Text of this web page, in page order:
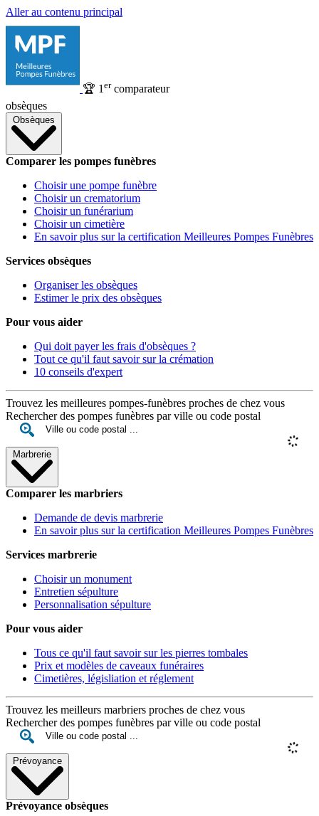
Aller au contenu principal
🏆 1 ercomparateur
obsèques
Obsèques
Comparer les pompes funèbres
Choisir une pompe funèbre
Choisir un crematorium
Choisir un funérarium
Choisir un cimetière
En savoir plus sur la certification Meilleures Pompes Funèbres
Services obsèques
Organiser les obsèques
Estimer le prix des obsèques
Pour vous aider
Qui doit payer les frais d'obsèques ?
Tout ce qu'il faut savoir sur la crémation
10 conseils d'expert
Trouvez les meilleures pompes-funèbres proches de chez vous
Rechercher des pompes funèbres par ville ou code postal
Marbrerie
Comparer les marbriers
Demande de devis marbrerie
En savoir plus sur la certification Meilleures Pompes Funèbres
Services marbrerie
Choisir un monument
Entretien sépulture
Personnalisation sépulture
Pour vous aider
Tous ce qu'il faut savoir sur les pierres tombales
Prix et modèles de caveaux funéraires
Cimetières, législiation et réglement
Trouvez les meilleurs marbriers proches de chez vous
Rechercher des pompes funèbres par ville ou code postal
Prévoyance
Prévoyance obsèques